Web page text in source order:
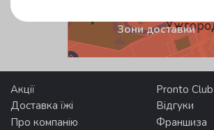
Зони доставки
Акції
Pronto Club
Доставка їжі
Відгуки
Про компанію
Франшиза